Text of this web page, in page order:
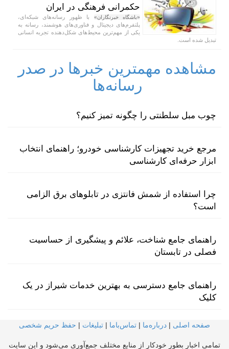
حکمرانی فرهنگی در ایران
«باشگاه خبرنگاران» با ظهور رسانه‌های شبکه‌ای،
پلتفرم‌های دیجیتال و فناوری‌های هوشمند، رسانه به
یکی از مهم‌ترین محیط‌های شکل‌دهنده تجربه انسانی
تبدیل شده است.
مشاهده مهمترین خبرها در صدر
رسانه‌ها
چوب مبل سلطنتی را چگونه تمیز کنیم؟
مرجع خرید تجهیزات کارشناسی خودرو؛ راهنمای انتخاب
ابزار حرفه‌ای کارشناسی
چرا استفاده از شمش فانتزی در تابلوهای برق الزامی
است؟
راهنمای جامع شناخت، علائم و پیشگیری از حساسیت
فصلی در تابستان
راهنمای جامع دسترسی به بهترین خدمات شیراز در یک
کلیک
صفحه اصلی | درباره‌ما | تماس‌با‌ما | تبلیغات | حفظ حریم شخصی
تمامی اخبار بطور خودکار از منابع مختلف جمع‌آوری می‌شود و این سایت